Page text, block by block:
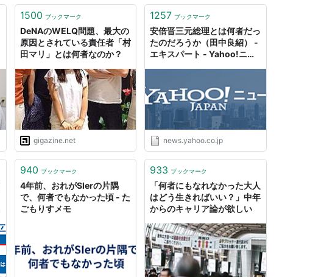
1500 ブックマーク
DeNAのWELQ問題、最大の
原因とされている責任者「村
田マリ」とは何者なのか？
gigazine.net
1257 ブックマーク
安倍晋三元総理とは何者だっ
たのだろうか（田中良紹） -
エキスパート - Yahoo!ニュ
news.yahoo.co.jp
940 ブックマーク
4年前、おれがSIerの片隅
で、何者でもなかった頃 - た
ごもりすメモ
933 ブックマーク
「何者にもなれなかった大人
はどう生きればいい？」中年
からのキャリア論が欲しい